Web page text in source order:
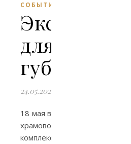
СОБЫТИЯ
Экскурсия
для
губернатора
24.05.2024
18 мая в
храмовом
комплексе